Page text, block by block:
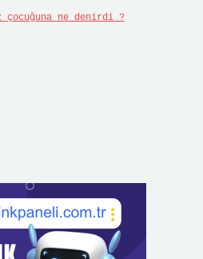
çocuğuna ne denirdi ?